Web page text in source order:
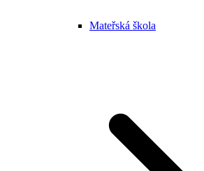
Mateřská škola